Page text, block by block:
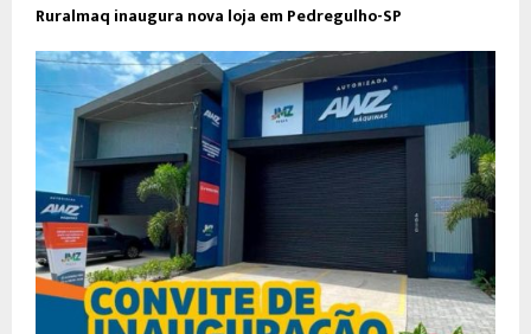
Ruralmaq inaugura nova loja em Pedregulho-SP